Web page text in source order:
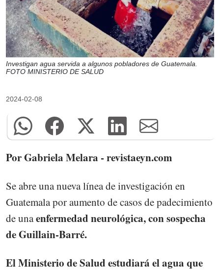
Investigan agua servida a algunos pobladores de Guatemala.
FOTO MINISTERIO DE SALUD
2024-02-08
Por Gabriela Melara - revistaeyn.com
Se abre una nueva línea de investigación en
Guatemala por aumento de casos de padecimiento
de unaenfermedad neurológica, con sospecha
de Guillain-Barré.
El Ministerio de Salud estudiará el agua que